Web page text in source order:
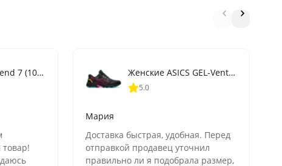
ASICS GEL-Contend 7 (1011B040-403) Женские ASICS GEL-Venture 8 (1012A708-003)
5.0
Мария
Доставка быстрая, удобная. Перед
отправкой продавец уточнил
правильно ли я подобрала размер,